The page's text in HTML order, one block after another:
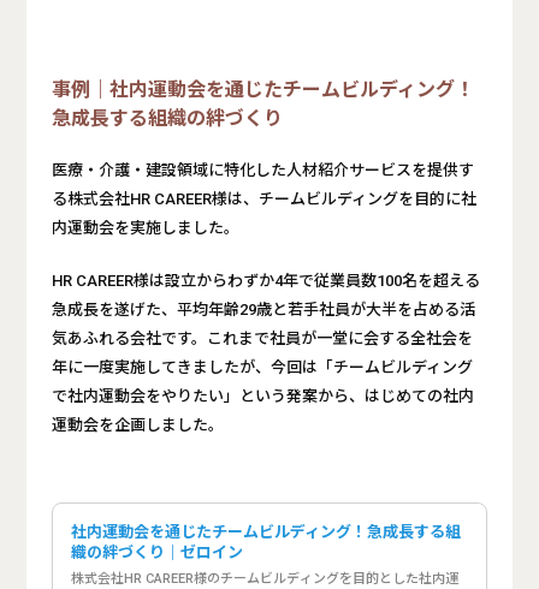
事例｜社内運動会を通じたチームビルディング！
急成長する組織の絆づくり
医療・介護・建設領域に特化した人材紹介サービスを提供す
る株式会社HR CAREER様は、チームビルディングを目的に社
内運動会を実施しました。
HR CAREER様は設立からわずか4年で従業員数100名を超える
急成長を遂げた、平均年齢29歳と若手社員が大半を占める活
気あふれる会社です。これまで社員が一堂に会する全社会を
年に一度実施してきましたが、今回は「チームビルディング
で社内運動会をやりたい」という発案から、はじめての社内
運動会を企画しました。
社内運動会を通じたチームビルディング！急成長する組
織の絆づくり｜ゼロイン
株式会社HR CAREER様のチームビルディングを目的とした社内運